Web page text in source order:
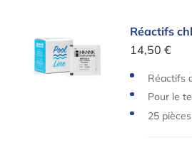
Réactifs chlore libre Hanna
Réactifs
14,50 €
Réactifs
Pour le
anna
25 pièces